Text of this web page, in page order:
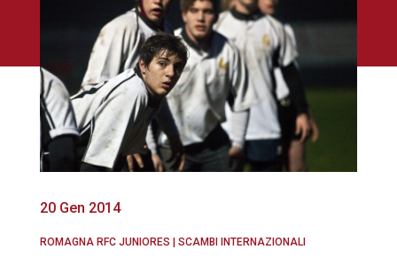
20 Gen 2014
ROMAGNA RFC JUNIORES | SCAMBI INTERNAZIONALI